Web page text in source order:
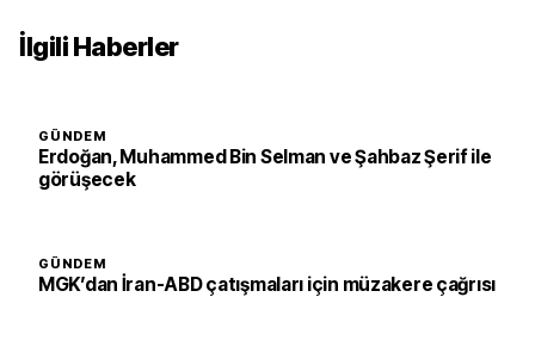
İlgili Haberler
GÜNDEM
Erdoğan, Muhammed Bin Selman ve Şahbaz Şerif ile
görüşecek
GÜNDEM
MGK’dan İran-ABD çatışmaları için müzakere çağrısı